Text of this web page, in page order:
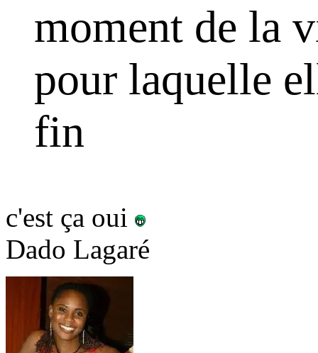
moment de la
pour laquelle
fin
c'est ça oui
Dado Lagaré